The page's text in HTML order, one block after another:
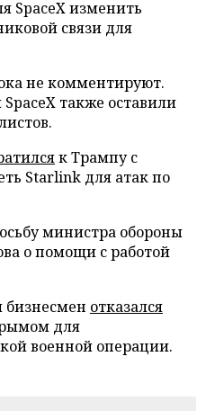
SpaceX изменить
связи для
не комментируют.
также оставили
к Трампу с
Starlink для атак по
министра обороны
о помощи с работой
бизнесмен отказался
для
военной операции.